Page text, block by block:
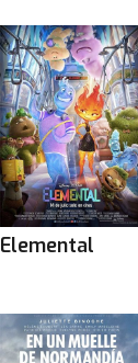
Elemental